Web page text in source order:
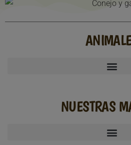
NUESTRAS